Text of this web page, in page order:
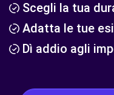
Scegli la tua
Adatta le tue
Dì addio agli